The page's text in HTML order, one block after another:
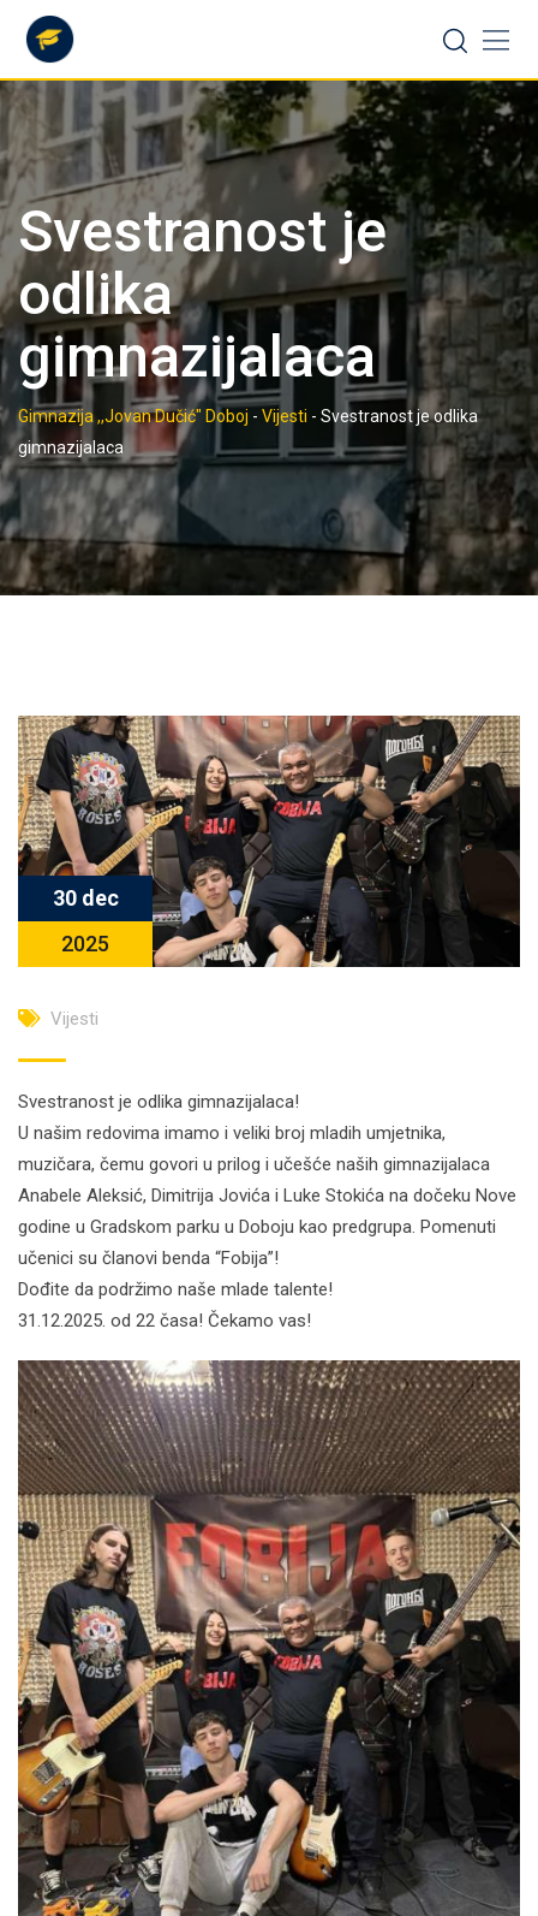
content
Svestranost je
odlika
gimnazijalaca
Gimnazija ,,Jovan Dučić" Doboj - Vijesti - Svestranost je odlika
gimnazijalaca
30 dec
2025
Vijesti
Svestranost je odlika gimnazijalaca!
U našim redovima imamo i veliki broj mladih umjetnika,
muzičara, čemu govori u prilog i učešće naših gimnazijalaca
Anabele Aleksić, Dimitrija Jovića i Luke Stokića na dočeku Nove
godine u Gradskom parku u Doboju kao predgrupa. Pomenuti
učenici su članovi benda “Fobija”!
Dođite da podržimo naše mlade talente!
31.12.2025. od 22 časa! Čekamo vas!